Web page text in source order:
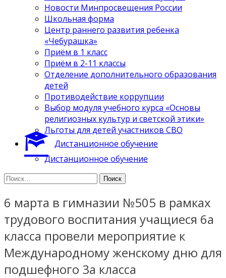
Новости Минпросвещения России
Школьная форма
Центр раннего развития ребенка
«Чебурашка»
Приём в 1 класс
Приём в 2-11 классы
Отделение дополнительного образования
детей
Противодействие коррупции
Выбор модуля учебного курса «Основы
религиозных культур и светской этики»
Льготы для детей участников СВО
Дистанционное обучение
Дистанционное обучение
Найти:
6 марта в гимназии №505 в рамках
трудового воспитания учащиеся 6а
класса провели мероприятие к
Международному женскому дню для
подшефного 3а класса